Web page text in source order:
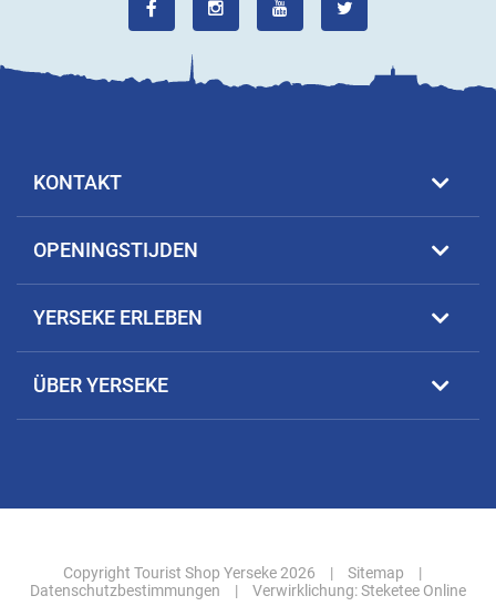
KONTAKT
OPENINGSTIJDEN
YERSEKE ERLEBEN
ÜBER YERSEKE
Copyright Tourist Shop Yerseke 2026 | Sitemap
|
Datenschutzbestimmungen
| Verwirklichung:Steketee Online